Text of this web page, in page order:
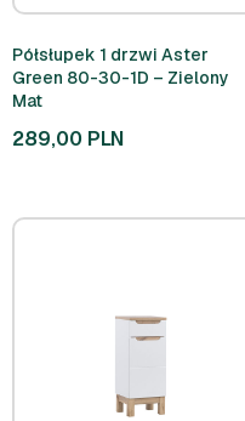
Półsłupek 1 drzwi Aster
Green 80-30-1D – Zielony
Mat
289,00 PLN